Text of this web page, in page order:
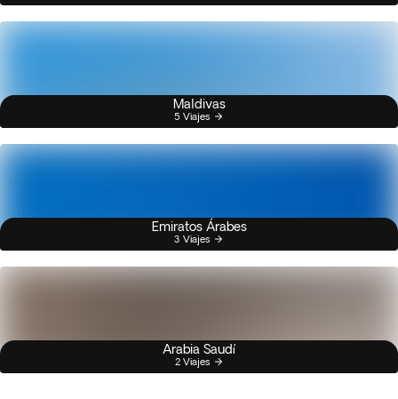
Maldivas
5 Viajes
Emiratos Árabes
3 Viajes
Arabia Saudí
2 Viajes